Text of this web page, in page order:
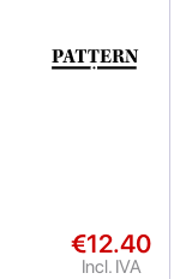
€12.40
Incl. IVA